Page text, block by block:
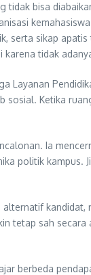
bisa
sikap
karena tidak
Ketika
Ia
politik
tetap sah
berbeda